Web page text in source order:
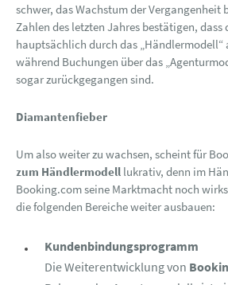
schwer, das Wachstum der Vergangenheit
Zahlen des letzten Jahres bestätigen, dass
hauptsächlich durch das
während Buchungen über das
sogar zurückgegangen sind.
Diamantenfieber
Um also weiter zu wachsen, scheint für
zum Händlermodell lukrativ, denn im
Booking.com seine Marktmacht noch
die folgenden Bereiche weiter ausbauen:
Kundenbindungsprogramm
Die Weiterentwicklung von